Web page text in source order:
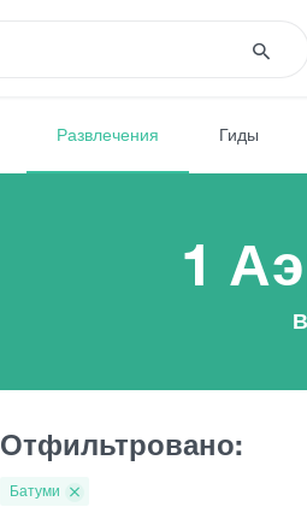
Развлечения Гиды
1
Отфильтровано:
Батуми